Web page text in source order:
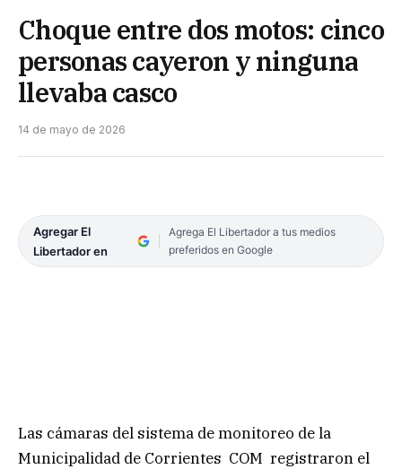
Choque entre dos motos: cinco
personas cayeron y ninguna
llevaba casco
14 de mayo de 2026
Agregar El
Libertador en
Agrega El Libertador a tus medios
preferidos en Google
Las cámaras del sistema de monitoreo de la
Municipalidad de Corrientes COM registraron el